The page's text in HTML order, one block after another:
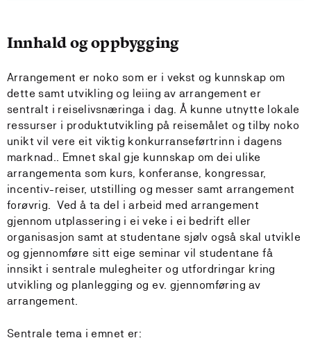
Innhald og oppbygging
Arrangement er noko som er i vekst og kunnskap om
dette samt utvikling og leiing av arrangement er
sentralt i reiselivsnæringa i dag. Å kunne utnytte lokale
ressurser i produktutvikling på reisemålet og tilby noko
unikt vil vere eit viktig konkurranseførtrinn i dagens
marknad.. Emnet skal gje kunnskap om dei ulike
arrangementa som kurs, konferanse, kongressar,
incentiv-reiser, utstilling og messer samt arrangement
forøvrig. Ved å ta del i arbeid med arrangement
gjennom utplassering i ei veke i ei bedrift eller
organisasjon samt at studentane sjølv også skal utvikle
og gjennomføre sitt eige seminar vil studentane få
innsikt i sentrale mulegheiter og utfordringar kring
utvikling og planlegging og ev. gjennomføring av
arrangement.
Sentrale tema i emnet er: